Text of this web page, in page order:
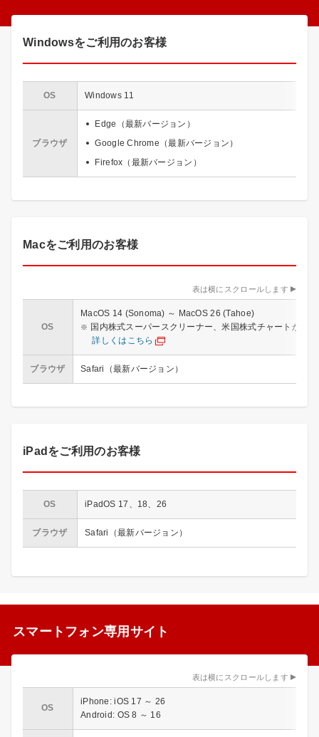
Windowsをご利用のお客様
OS Windows 11
ブラウザ
Edge（最新バージョン）
Google Chrome（最新バージョン）
Firefox（最新バージョン）
Macをご利用のお客様
表は横にスクロールします
OS
MacOS 14 (Sonoma) ～ MacOS 26 (Tahoe)
国内株式スーパースクリーナー、米国株式チャートが見
詳しくはこちら
ブラウザ Safari（最新バージョン）
iPadをご利用のお客様
OS iPadOS 17、18、26
ブラウザ Safari（最新バージョン）
スマートフォン専用サイト
表は横にスクロールします
OS
iPhone: iOS 17 ～ 26
Android: OS 8 ～ 16